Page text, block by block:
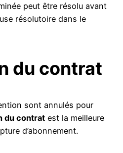
peut être résolu avant
résolutoire dans le
du contrat
sont annulés pour
du contrat est la meilleure
d’abonnement.